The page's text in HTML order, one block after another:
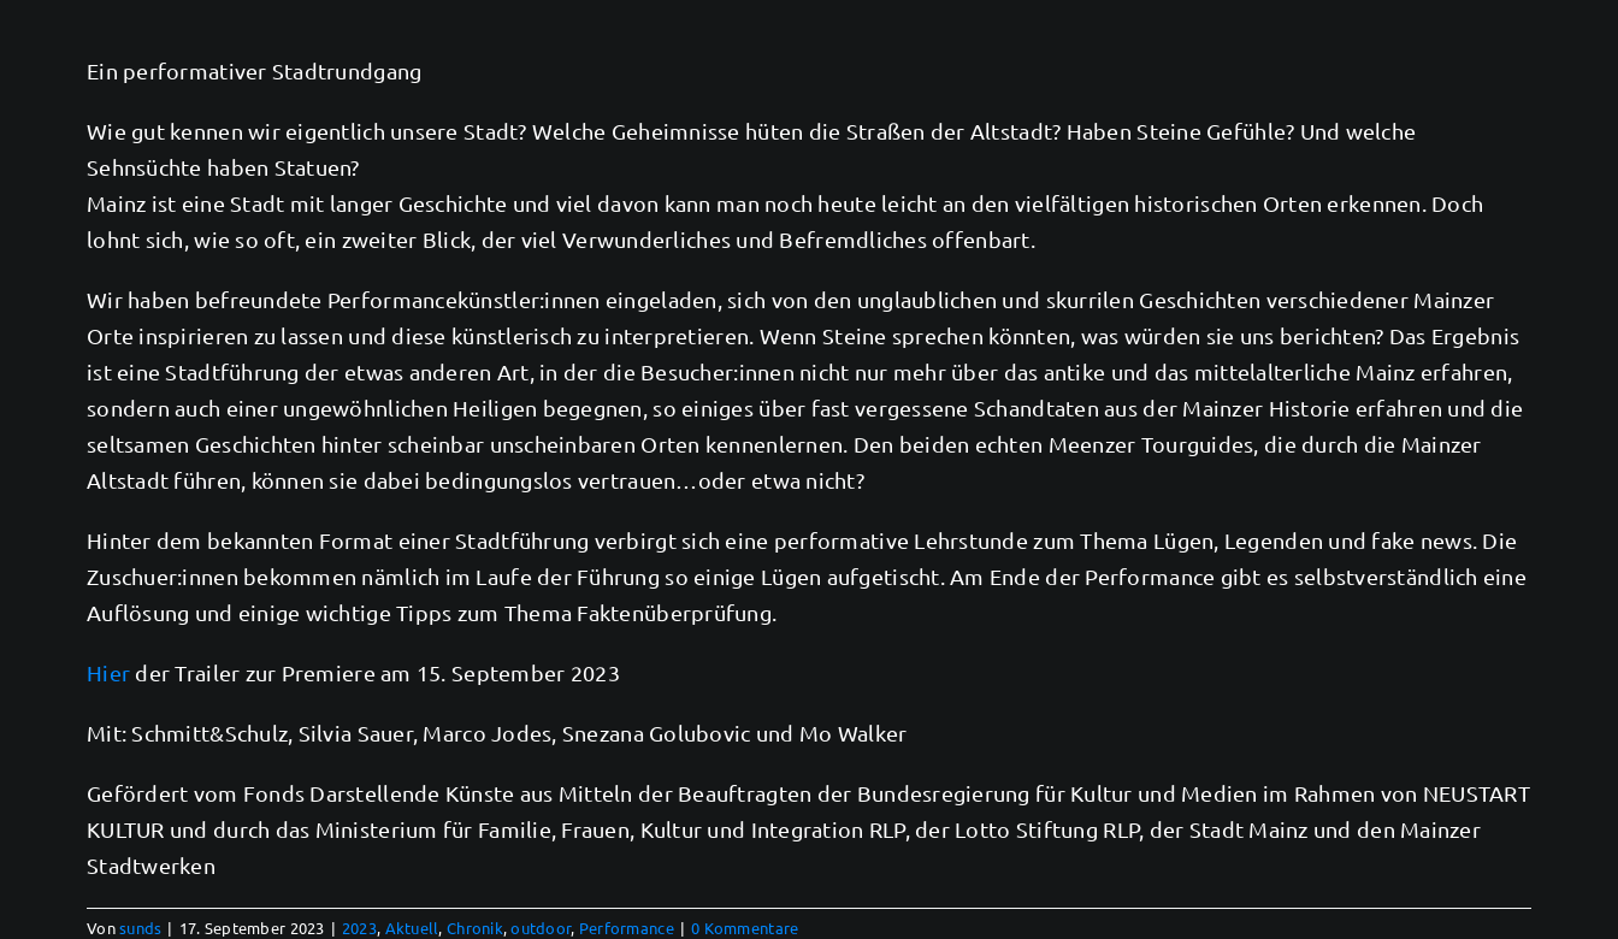
Ein performativer Stadtrundgang
Wie gut kennen wir eigentlich unsere Stadt? Welche Geheimnisse hüten die Straßen der Altstadt? Haben Steine Gefühle? Und welche
Sehnsüchte haben Statuen?
Mainz ist eine Stadt mit langer Geschichte und viel davon kann man noch heute leicht an den vielfältigen historischen Orten erkennen. Doch
lohnt sich, wie so oft, ein zweiter Blick, der viel Verwunderliches und Befremdliches offenbart.
Wir haben befreundete Performancekünstler:innen eingeladen, sich von den unglaublichen und skurrilen Geschichten verschiedener Mainzer
Orte inspirieren zu lassen und diese künstlerisch zu interpretieren. Wenn Steine sprechen könnten, was würden sie uns berichten? Das Ergebnis
ist eine Stadtführung der etwas anderen Art, in der die Besucher:innen nicht nur mehr über das antike und das mittelalterliche Mainz erfahren,
sondern auch einer ungewöhnlichen Heiligen begegnen, so einiges über fast vergessene Schandtaten aus der Mainzer Historie erfahren und die
seltsamen Geschichten hinter scheinbar unscheinbaren Orten kennenlernen. Den beiden echten Meenzer Tourguides, die durch die Mainzer
Altstadt führen, können sie dabei bedingungslos vertrauen…oder etwa nicht?
Hinter dem bekannten Format einer Stadtführung verbirgt sich eine performative Lehrstunde zum Thema Lügen, Legenden und fake news. Die
Zuschuer:innen bekommen nämlich im Laufe der Führung so einige Lügen aufgetischt. Am Ende der Performance gibt es selbstverständlich eine
Auflösung und einige wichtige Tipps zum Thema Faktenüberprüfung.
Hier der Trailer zur Premiere am 15. September 2023
Mit: Schmitt&Schulz, Silvia Sauer, Marco Jodes, Snezana Golubovic und Mo Walker
Gefördert vom Fonds Darstellende Künste aus Mitteln der Beauftragten der Bundesregierung für Kultur und Medien im Rahmen von NEUSTART
KULTUR und durch das Ministerium für Familie, Frauen, Kultur und Integration RLP, der Lotto Stiftung RLP, der Stadt Mainz und den Mainzer
Stadtwerken
Vonsunds | 17. September 2023 | 2023, Aktuell, Chronik,outdoor, Performance | 0 Kommentare